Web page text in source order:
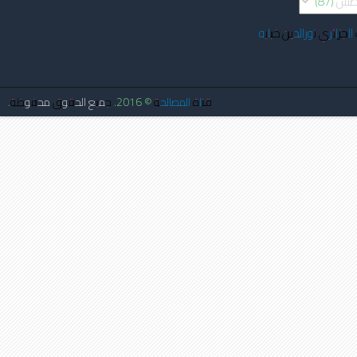
نورالدين خبابه
قناة المصالحة© 2016. جميع الحقوق محفوظة.